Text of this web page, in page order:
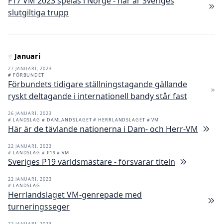
slutgiltiga trupp
# Januari
27 JANUARI, 2023
# FÖRBUNDET
Förbundets tidigare ställningstagande gällande
ryskt deltagande i internationell bandy står fast
26 JANUARI, 2023
# LANDSLAG # DAMLANDSLAGET# HERRLANDSLAGET # VM
Här är de tävlande nationerna i Dam- och Herr-VM
22 JANUARI, 2023
# LANDSLAG # P19# VM
Sveriges P19 världsmästare - försvarar titeln
22 JANUARI, 2023
# LANDSLAG
Herrlandslaget VM-genrepade med
turneringsseger